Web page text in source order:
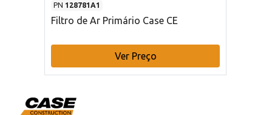
PN 128781A1
Filtro de Ar Primário Case CE
Ver Preço